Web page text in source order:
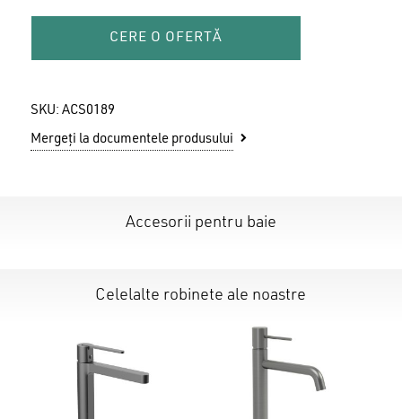
CERE O OFERTĂ
SKU: ACS0189
Mergeți la documentele produsului
Accesorii pentru baie
Celelalte robinete ale noastre